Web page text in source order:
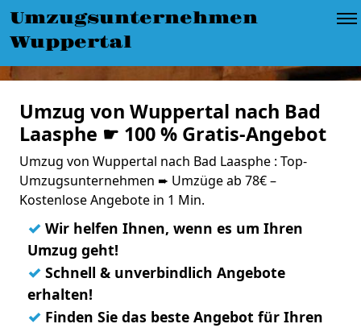
Umzugsunternehmen
Wuppertal
Umzug von Wuppertal nach Bad
Laasphe ☛ 100 % Gratis-Angebot
Umzug von Wuppertal nach Bad Laasphe : Top-
Umzugsunternehmen ➨ Umzüge ab 78€ –
Kostenlose Angebote in 1 Min.
✓ Wir helfen Ihnen, wenn es um Ihren
Umzug geht!
✓ Schnell & unverbindlich Angebote
erhalten!
✓ Finden Sie das beste Angebot für Ihren